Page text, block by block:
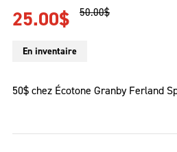
50.00$
Le
prix
initial
25.00$
Le
prix
actuel
En inventaire
50$ chez Écotone Granby Ferland